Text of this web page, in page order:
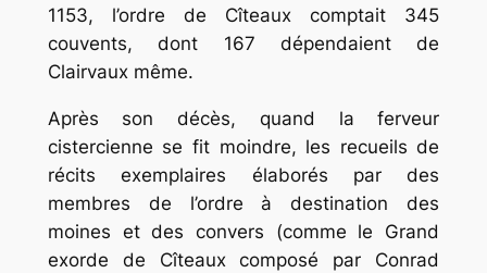
1153, l’ordre de Cîteaux comptait 345
couvents, dont 167 dépendaient de
Clairvaux même.
Après son décès, quand la ferveur
cistercienne se fit moindre, les recueils de
récits exemplaires élaborés par des
membres de l’ordre à destination des
moines et des convers (comme le Grand
exorde de Cîteauxcomposé par Conrad